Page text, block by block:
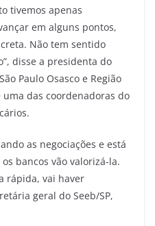
tivemos apenas
em alguns pontos,
Não tem sentido
disse a presidenta do
Paulo Osasco e Região
uma das coordenadoras do
as negociações e está
bancos vão valorizá-la.
rápida, vai haver
geral do Seeb/SP,